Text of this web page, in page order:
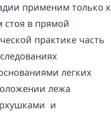
применим только к
стоя в прямой
практике часть
легких
лежа
и